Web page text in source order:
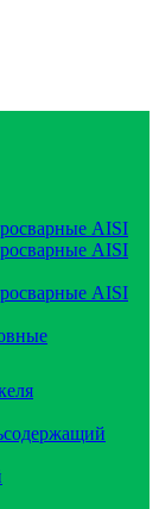
AISI
AISI
AISI